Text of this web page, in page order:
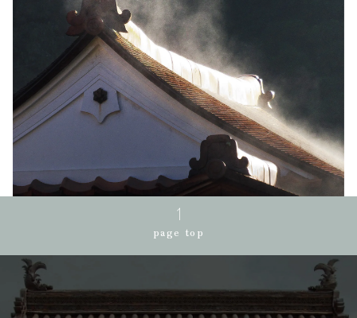
page top